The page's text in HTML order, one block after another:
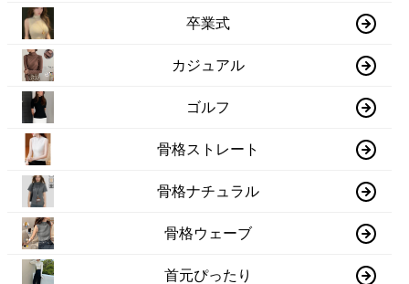
卒業式
カジュアル
ゴルフ
骨格ストレート
骨格ナチュラル
骨格ウェーブ
首元ぴったり